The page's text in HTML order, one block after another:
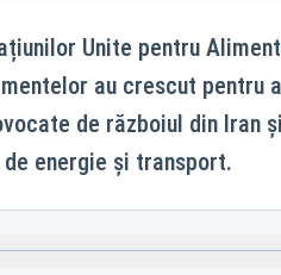
Unite pentru
au crescut pentru
de războiul din Iran
energie și transport.